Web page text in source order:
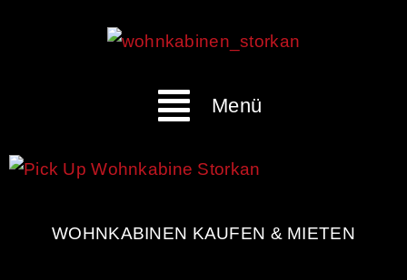
Menü
WOHNKABINEN KAUFEN & MIETEN